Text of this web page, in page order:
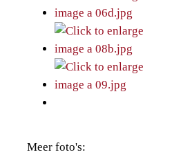
Meer foto's: